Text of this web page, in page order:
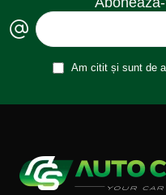
Am citit și sunt de